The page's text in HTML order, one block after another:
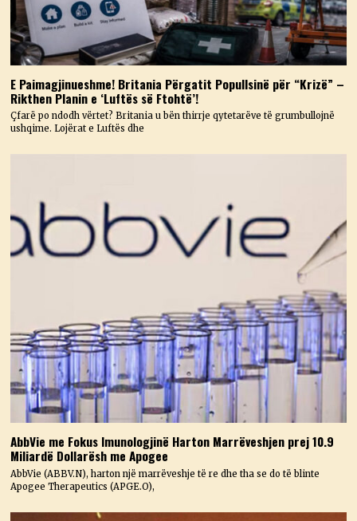
E Paimagjinueshme! Britania Përgatit Popullsinë për “Krizë” –
Rikthen Planin e ‘Luftës së Ftohtë’!
Çfarë po ndodh vërtet? Britania u bën thirrje qytetarëve të grumbullojnë
ushqime. Lojërat e Luftës dhe
AbbVie me Fokus Imunologjinë Harton Marrëveshjen prej 10.9
Miliardë Dollarësh me Apogee
AbbVie (ABBV.N), harton një marrëveshje të re dhe tha se do të blinte
Apogee Therapeutics (APGE.O),